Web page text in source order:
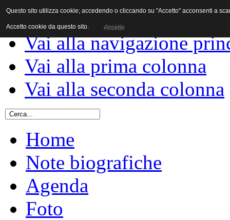
Vai al contenuto
Vai alla navigazione
Vai alla prima colonna
Vai alla seconda colonna
Home
Note biografiche
Agenda
Foto
Questo sito utilizza cookie; accedendo o cliccando su "Accetto" acconsenti a
Accetto cookie da questo sito. Accetto